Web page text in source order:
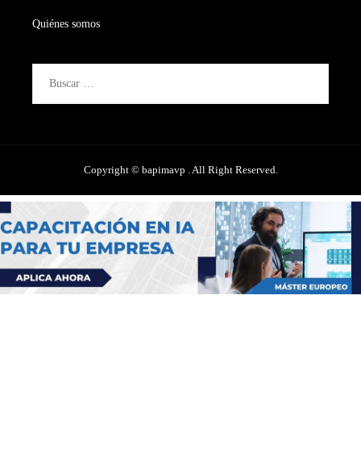
Quiénes somos
Copyright © bapimavp . All Right Reserved.